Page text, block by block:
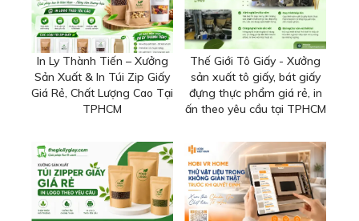
In Ly Thành Tiến – Xưởng
Sản Xuất & In Túi Zip Giấy
Giá Rẻ, Chất Lượng Cao Tại
TPHCM
Thế Giới Tô Giấy - Xưởng
sản xuất tô giấy, bát giấy
đựng thực phẩm giá rẻ, in
ấn theo yêu cầu tại TPHCM